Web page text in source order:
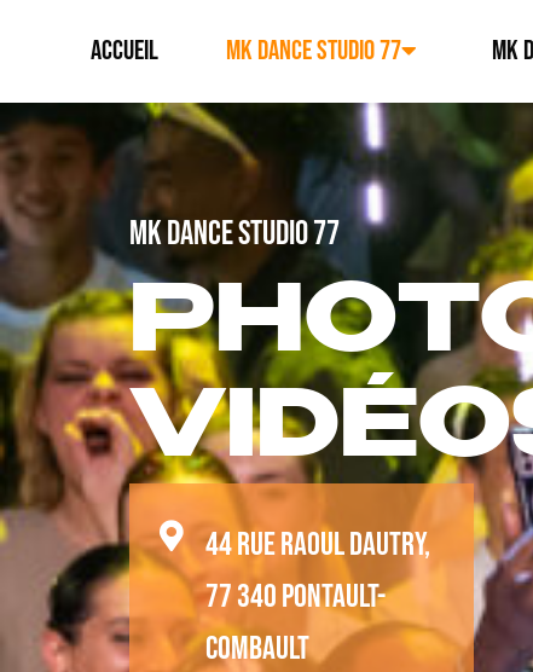
ACCUEIL MK DANCE STUDIO 77 MK
MK DANCE STUDIO 77
44 rue Raoul Dautry,
77 340 Pontault-
Combault